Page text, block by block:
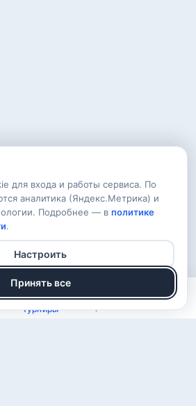
для входа и работы сервиса. По
аналитика (Яндекс.Метрика) и
Подробнее — в политике
.
Настроить
Принять все
Турниры Арена Войти